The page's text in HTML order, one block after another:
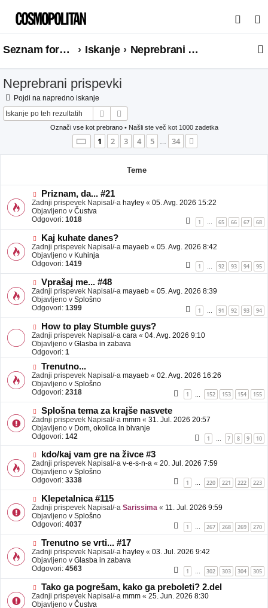
s
a
Seznam forumov Iskanje Neprebrani prispevki
Neprebrani prispevki
Pojdi na napredno iskanje
Iskanje
Označi vse kot prebrano• Našli ste več kot 1000 zadetka
Stran 1od34
1 2 3 4 5 … 34
Teme
N
o
v
e
b
a
v
e
Priznam, da... #21
Zadnji prispevek Napisal/-a hayley « 05. Avg. 2026 15:22
Objavljeno v Čustva
Odgovori: 1018 1 … 65 66 67 68
N
o
v
e
b
a
v
e
Kaj kuhate danes?
Zadnji prispevek Napisal/-a mayaeb « 05. Avg. 2026 8:42
Objavljeno v Kuhinja
Odgovori: 1419 1 … 92 93 94 95
N
o
v
e
b
a
v
e
Vprašaj me... #48
Zadnji prispevek Napisal/-a mayaeb « 05. Avg. 2026 8:39
Objavljeno v Splošno
Odgovori: 1399 1 91 92 93 94
N
o
v
e
o
b
j
a
v
e
How to play Stumble guys?
Zadnji prispevek Napisal/-a cara « 04. Avg. 2026 9:10
Objavljeno v Glasba in zabava
Odgovori: 1
N
o
v
e
o
b
a
v
e
Trenutno...
Zadnji prispevek Napisal/-a mayaeb « 02. Avg. 2026 16:26
Objavljeno v Splošno
Odgovori: 2318 1 152 153 154 155
N
o
v
e
o
b
a
v
e
Splošna tema za krajše nasvete
Zadnji prispevek Napisal/-a mmm « 31. Jul. 2026 20:57
Objavljeno v Dom, okolica in bivanje
Odgovori: 142 1 … 7 8 9 10
N
o
v
e
b
a
v
e
kdo/kaj vam gre na živce #3
Zadnji prispevek Napisal/-a v-e-s-n-a « 20. Jul. 2026 7:59
Objavljeno v Splošno
Odgovori: 3338 1 … 220 221 222 223
N
o
v
e
b
a
v
e
Klepetalnica #115
Zadnji prispevek Napisal/-a Sarissima « 11. Jul. 2026 9:59
Objavljeno v Splošno
Odgovori: 4037 1 … 267 268 269 270
N
o
v
e
b
a
Trenutno se vrti... #17
Zadnji prispevek Napisal/-a hayley « 03. Jul. 2026 9:42
Objavljeno v Glasba in zabava
Odgovori: 4563 1 302 303 304 305
N
o
v
Tako ga pogrešam, kako ga preboleti? 2.del
Zadnji prispevek Napisal/-a mmm « 25. Jun. 2026 8:30
Objavljeno v Čustva